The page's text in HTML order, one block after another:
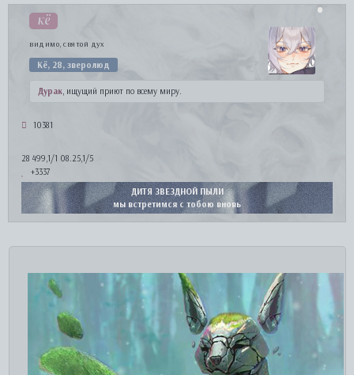
[align=center][font=aqumregular][size=14]Подробное
Здесь ваш текст, в котором вы можете рассказать всё, что
кё
видимо, святой дух
Кё, 28, зверолюд
Дурак , ищущий приют по всему миру.
10381
28 499,1/1 08.25,1/5
+3337
ДИТЯ ЗВЕЗДНОЙ ПЫЛИ
мы встретимся с тобою вновь